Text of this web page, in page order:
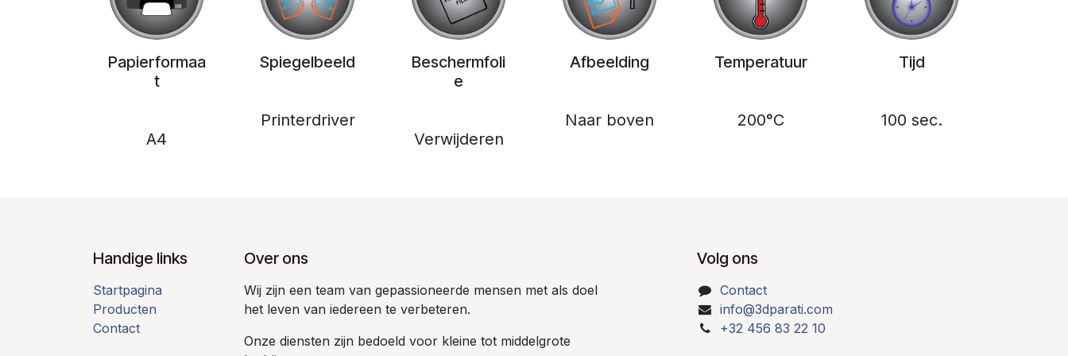
Papierformaa
t
A4
Spiegelbeeld
Printerdriver
Beschermfoli
e
Verwijderen
Afbeelding
Naar boven
Temperatuur
200°C
Tijd
100 sec.
Handige links
Startpagina
Producten
Contact
Over ons
Wij zijn een team van gepassioneerde mensen met als doel
het leven van iedereen te verbeteren.
Onze diensten zijn bedoeld voor kleine tot middelgrote
Volg ons
Contact
info@3dparati.com
+32 456 83 22 10